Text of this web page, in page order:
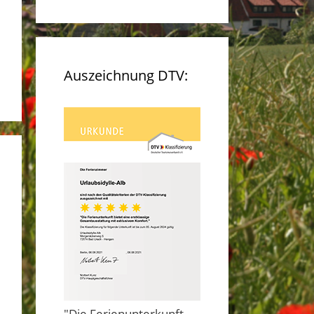
Auszeichnung DTV: